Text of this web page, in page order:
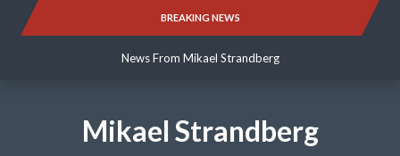
BREAKING NEWS
News From Mikael Strandberg
News From Mikael Strandberg
Mikael Strandberg